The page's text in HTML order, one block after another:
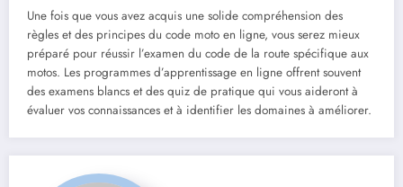
Une fois que vous avez acquis une solide compréhension des
règles et des principes du code moto en ligne, vous serez mieux
préparé pour réussir l’examen du code de la route spécifique aux
motos. Les programmes d’apprentissage en ligne offrent souvent
des examens blancs et des quiz de pratique qui vous aideront à
évaluer vos connaissances et à identifier les domaines à améliorer.